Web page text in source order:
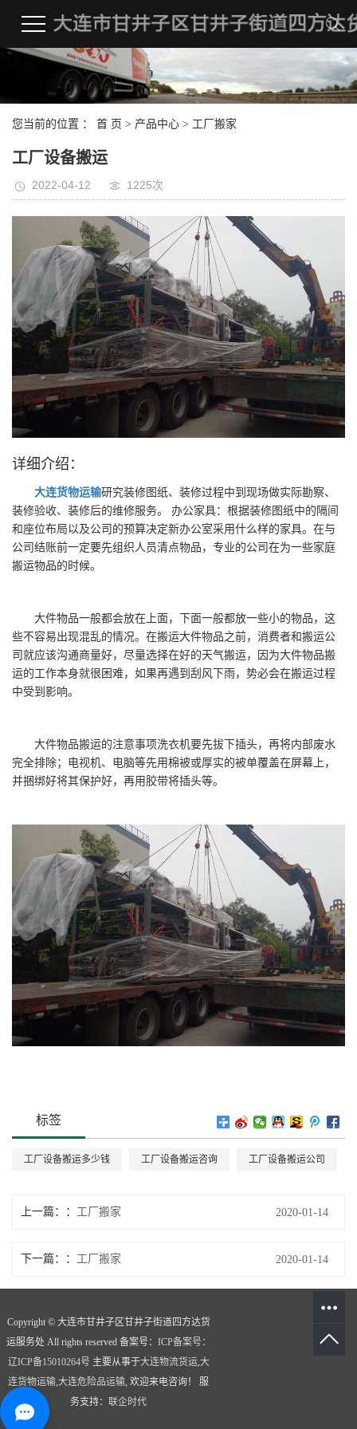
您当前的位置 ： 首 页 > 产品中心 > 工厂搬家
工厂设备搬运
2022-04-12 1225次
详细介绍：
大连货物运输研究装修图纸、装修过程中到现场做实际勘察、
装修验收、装修后的维修服务。 办公家具：根据装修图纸中的隔间
和座位布局以及公司的预算决定新办公室采用什么样的家具。在与
公司结账前一定要先组织人员清点物品，专业的公司在为一些家庭
搬运物品的时候。
大件物品一般都会放在上面，下面一般都放一些小的物品，这
些不容易出现混乱的情况。在搬运大件物品之前，消费者和搬运公
司就应该沟通商量好，尽量选择在好的天气搬运，因为大件物品搬
运的工作本身就很困难，如果再遇到刮风下雨，势必会在搬运过程
中受到影响。
大件物品搬运的注意事项洗衣机要先拔下插头，再将内部废水
完全排除；电视机、电脑等先用棉被或厚实的被单覆盖在屏幕上，
并捆绑好将其保护好，再用胶带将插头等。
标签
工厂设备搬运多少钱 工厂设备搬运咨询 工厂设备搬运公司
上一篇： 工厂搬家 2020-01-14
下一篇： 工厂搬家 2020-01-14
Copyright © 大连市甘井子区甘井子街道四方达货
运服务处 All rights reserved 备案号： ICP备案号：
辽ICP备15010264号 主要从事于大连物流货运,大
连货物运输,大连危险品运输, 欢迎来电咨询！服
务支持：联企时代